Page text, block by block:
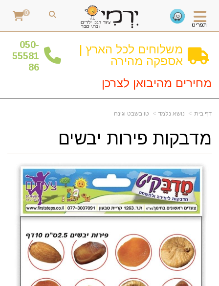
תפריט
0
משלוחים לכל הארץ |
אספקה מהירה
050-
55581
86
מחירים מהיבואן לצרכן
דף בית נושא נלמד טו בשבט וגינה
מדבקות פירות יבשים